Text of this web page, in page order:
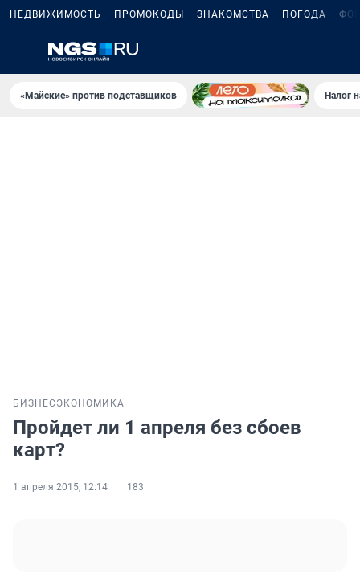
НЕДВИЖИМОСТЬ ПРОМОКОДЫ ЗНАКОМСТВА ПОГОДА
«Майские» против подставщиков Налог
БИЗНЕС ЭКОНОМИКА
Пройдет ли 1 апреля без сбоев
карт?
1 апреля 2015, 12:14 183